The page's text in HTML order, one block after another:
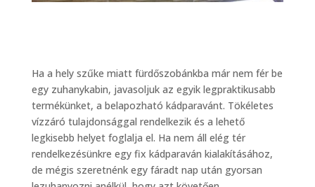
Ha a hely szűke miatt fürdőszobánkba már nem fér be
egy zuhanykabin, javasoljuk az egyik legpraktikusabb
termékünket, a belapozható kádparavánt. Tökéletes
vízzáró tulajdonsággal rendelkezik és a lehető
legkisebb helyet foglalja el. Ha nem áll elég tér
rendelkezésünkre egy fix kádparaván kialakításához,
de mégis szeretnénk egy fáradt nap után gyorsan